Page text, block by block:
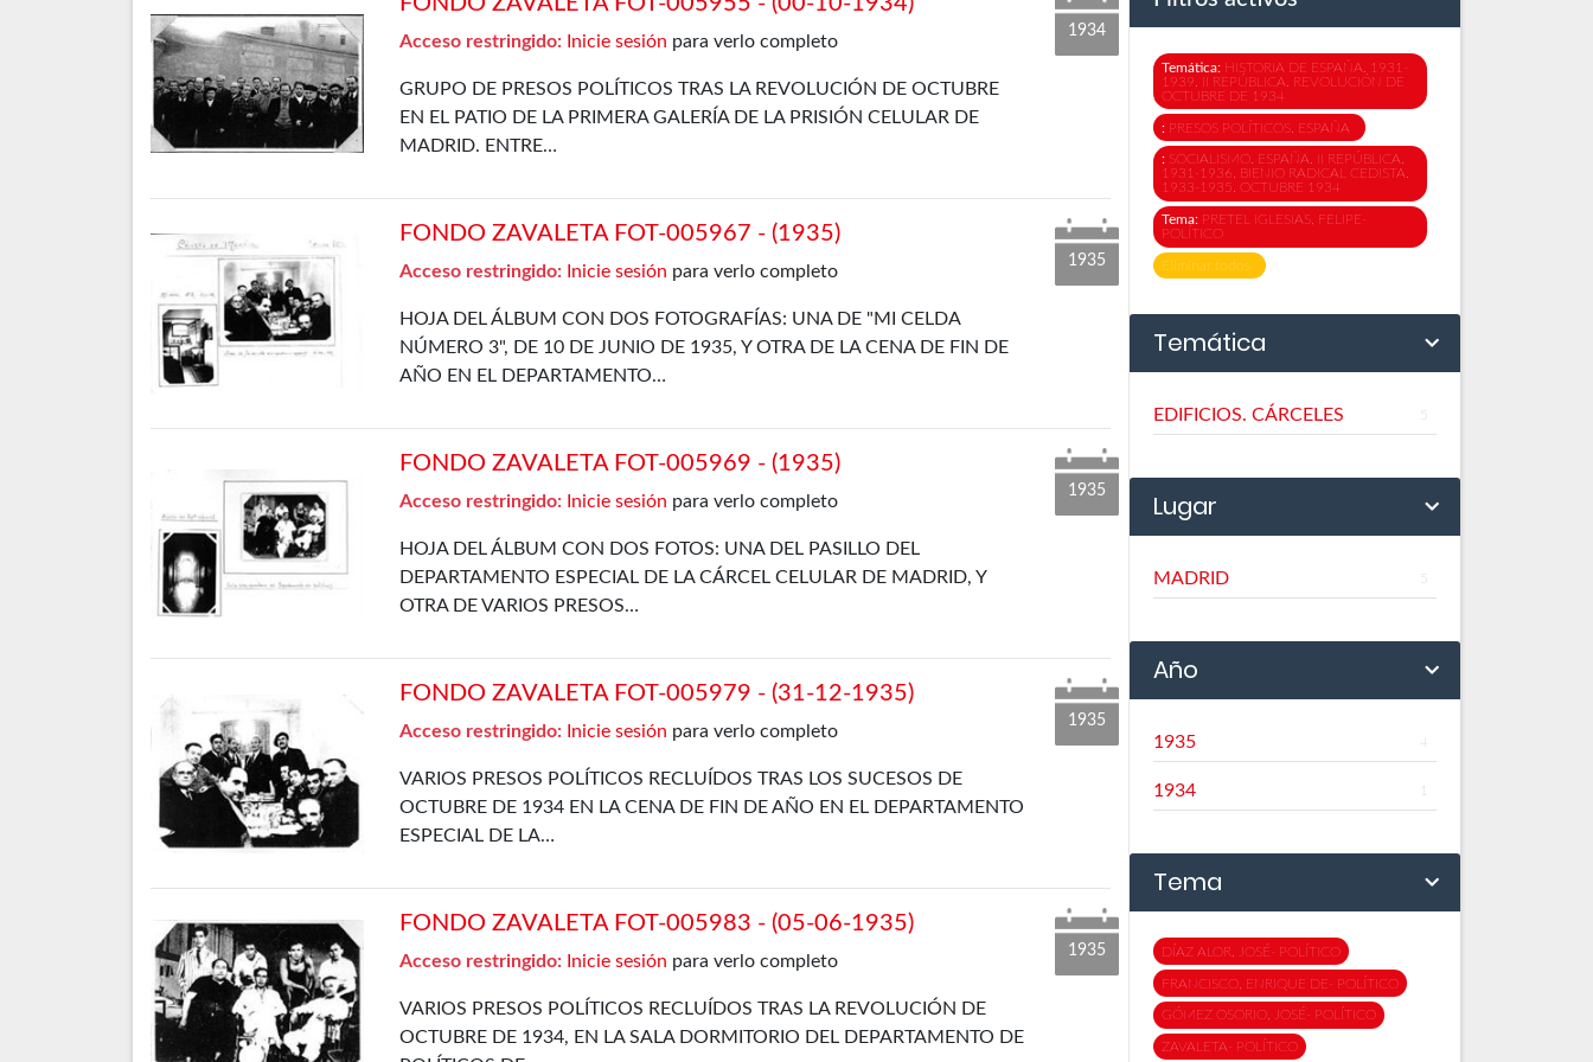
Acceso restringido: Inicie sesión para verlo completo
GRUPO DE PRESOS POLÍTICOS TRAS LA REVOLUCIÓN DE OCTUBRE
EN EL PATIO DE LA PRIMERA GALERÍA DE LA PRISIÓN CELULAR DE
MADRID. ENTRE…
1934
FONDO ZAVALETA FOT-005967 - (1935)
Acceso restringido: Inicie sesión para verlo completo
HOJA DEL ÁLBUM CON DOS FOTOGRAFÍAS: UNA DE "MI CELDA
NÚMERO 3", DE 10 DE JUNIO DE 1935, Y OTRA DE LA CENA DE FIN DE
AÑO EN EL DEPARTAMENTO…
1935
FONDO ZAVALETA FOT-005969 - (1935)
Acceso restringido: Inicie sesión para verlo completo
HOJA DEL ÁLBUM CON DOS FOTOS: UNA DEL PASILLO DEL
DEPARTAMENTO ESPECIAL DE LA CÁRCEL CELULAR DE MADRID, Y
OTRA DE VARIOS PRESOS…
1935
FONDO ZAVALETA FOT-005979 - (31-12-1935)
Acceso restringido: Inicie sesión para verlo completo
VARIOS PRESOS POLÍTICOS RECLUÍDOS TRAS LOS SUCESOS DE
OCTUBRE DE 1934 EN LA CENA DE FIN DE AÑO EN EL DEPARTAMENTO
ESPECIAL DE LA…
1935
FONDO ZAVALETA FOT-005983 - (05-06-1935)
Acceso restringido: Inicie sesión para verlo completo
VARIOS PRESOS POLÍTICOS RECLUÍDOS TRAS LA REVOLUCIÓN DE
OCTUBRE DE 1934, EN LA SALA DORMITORIO DEL DEPARTAMENTO DE
1935
Temática: HISTORIA DE ESPAÑA. 1931-
1939. II REPÚBLICA. REVOLUCIÓN DE
OCTUBRE DE 1934
: PRESOS POLÍTICOS. ESPAÑA
: SOCIALISMO. ESPAÑA. II REPÚBLICA.
1931-1936. BIENIO RADICAL CEDISTA.
1933-1935. OCTUBRE 1934
Tema: PRETEL IGLESIAS, FELIPE-
POLÍTICO
Eliminar todos
Temática
5
EDIFICIOS. CÁRCELES
Lugar
5
MADRID
Año
4
1935
1
1934
Tema
DÍAZ ALOR, JOSÉ- POLÍTICO
FRANCISCO, ENRIQUE DE- POLÍTICO
GÓMEZ OSORIO, JOSÉ- POLÍTICO
ZAVALETA- POLÍTICO